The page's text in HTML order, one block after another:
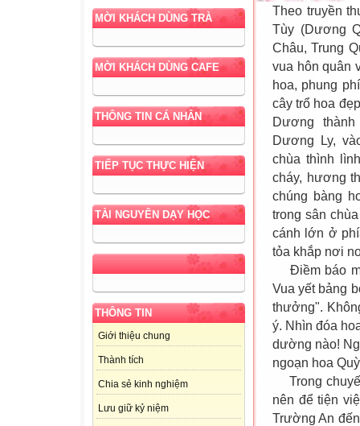
MỜI KHÁCH DÙNG TRÀ
MỜI KHÁCH DÙNG CAFE
THÔNG TIN CÁ NHÂN
TIẾP TỤC THỰC HIỆN
TÀI NGUYÊN DẠY HỌC
THÔNG TIN
Giới thiệu chung
Thành tích
Chia sẻ kinh nghiệm
Lưu giữ kỷ niệm
Theo truyền
Tùy (Dương
Châu, Trung
vua hôn quân
hoa, phung
cây trổ hoa
Dương
Dương Ly,
chùa thình
cháy, hương
chúng bàng
trong sân
cánh lớn ở
tỏa khắp nơi
Điềm báo
Vua yết bảng
thưởng".
ý. Nhìn đóa
dường nào!
ngoạn hoa
Trong
nên để tiện
Trường An